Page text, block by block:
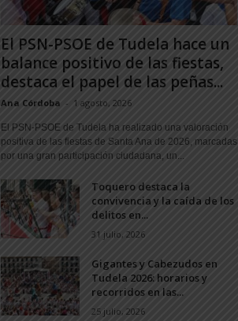
El PSN-PSOE de Tudela hace un
balance positivo de las fiestas,
destaca el papel de las peñas...
Ana Córdoba - 1 agosto, 2026
El PSN-PSOE de Tudela ha realizado una valoración
positiva de las fiestas de Santa Ana de 2026, marcadas
por una gran participación ciudadana, un...
Toquero destaca la
convivencia y la caída de los
delitos en...
31 julio, 2026
Gigantes y Cabezudos en
Tudela 2026: horarios y
recorridos en las...
25 julio, 2026